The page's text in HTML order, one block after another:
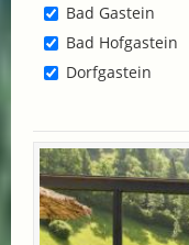
Bad Gastein
Bad Hofgastein
Dorfgastein